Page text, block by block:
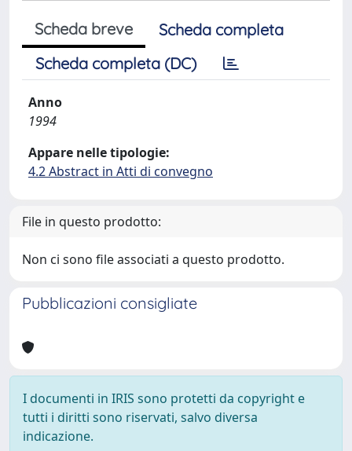
Scheda breve
Scheda completa
Scheda completa (DC)
Anno
1994
Appare nelle tipologie:
4.2 Abstract in Atti di convegno
File in questo prodotto:
Non ci sono file associati a questo prodotto.
Pubblicazioni consigliate
I documenti in IRIS sono protetti da copyright e
tutti i diritti sono riservati, salvo diversa
indicazione.